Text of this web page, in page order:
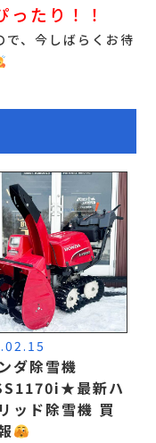
ったり！！
、今しばらくお待
ダ除雪機
最新ハ
ッド除雪機 買